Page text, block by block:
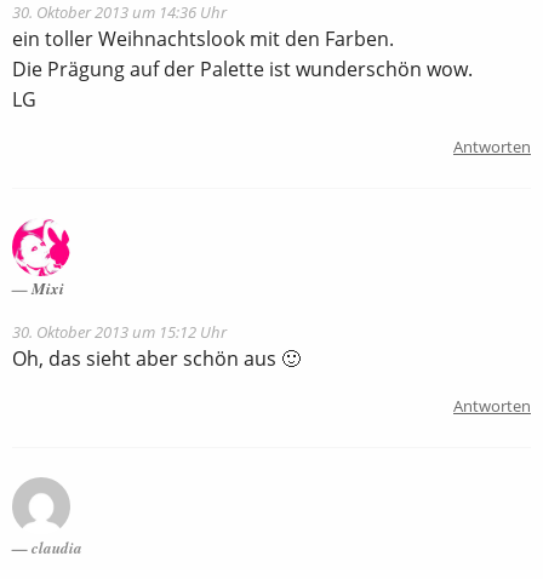
30. Oktober 2013 um 14:36 Uhr
ein toller Weihnachtslook mit den Farben.
Die Prägung auf der Palette ist wunderschön wow.
LG
Antworten
Mixi
30. Oktober 2013 um 15:12 Uhr
Oh, das sieht aber schön aus 🙂
Antworten
claudia